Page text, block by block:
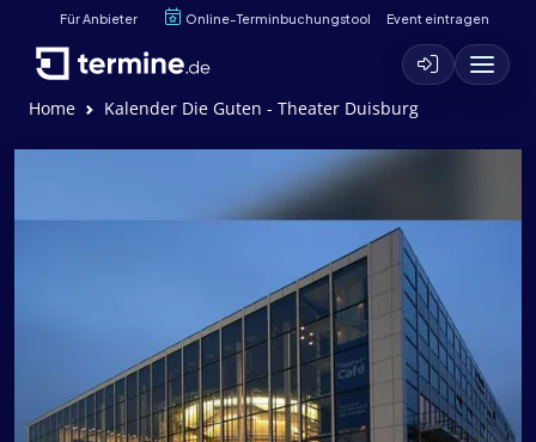
Für Anbieter Online-Terminbuchungstool Event eintragen
Home Kalender Die Guten - Theater Duisburg